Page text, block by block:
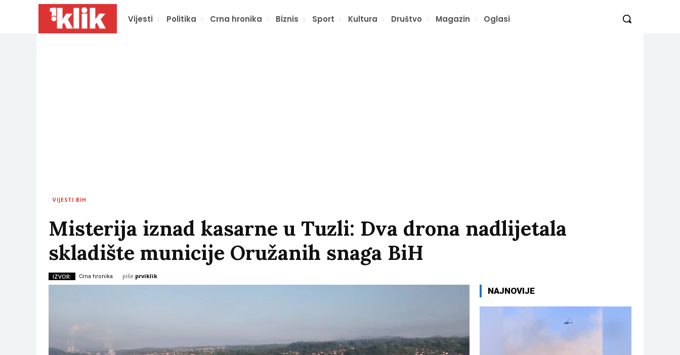
Vijesti Politika Crna hronika Biznis Sport Kultura Društvo Magazin Oglasi
VIJESTI BIH
Misterija iznad kasarne u Tuzli: Dva drona nadlijetala
skladište municije Oružanih snaga BiH
IZVOR: Crna hronika piše:prviklik
NAJNOVIJE